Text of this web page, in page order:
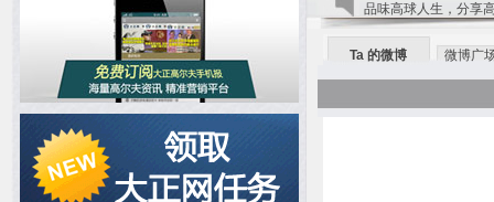
品味高球人生，分享
Ta 的微博 微博广